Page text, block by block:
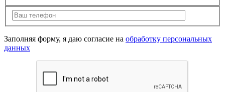
Заполняя форму, я даю согласие на обработку персональных
данных